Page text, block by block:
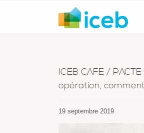
ICEB CAFE /
opération,
19 septembre 2019